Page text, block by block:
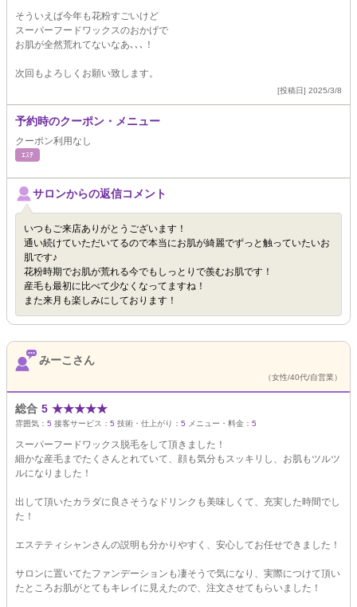
そういえば今年も花粉すごいけど
スーパーフードワックスのおかげで
お肌が全然荒れてないなあ､､､！
次回もよろしくお願い致します。
[投稿日] 2025/3/8
予約時のクーポン・メニュー
クーポン利用なし
ｴｽﾃ
サロンからの返信コメント
いつもご来店ありがとうございます！
通い続けていただいてるので本当にお肌が綺麗でずっと触っていたいお
肌です♪
花粉時期でお肌が荒れる今でもしっとりで羨むお肌です！
産毛も最初に比べて少なくなってますね！
また来月も楽しみにしております！
みーこさん
（女性/40代/自営業）
総合 5 ★★★★★
雰囲気： 5 接客サービス： 5 技術・仕上がり： 5 メニュー・料金： 5
スーパーフードワックス脱毛をして頂きました！
細かな産毛までたくさんとれていて、顔も気分もスッキリし、お肌もツルツ
ルになりました！
出して頂いたカラダに良さそうなドリンクも美味しくて、充実した時間でし
た！
エステティシャンさんの説明も分かりやすく、安心してお任せできました！
サロンに置いてたファンデーションも凄そうで気になり、実際につけて頂い
たところお肌がとてもキレイに見えたので、注文させてもらいました！